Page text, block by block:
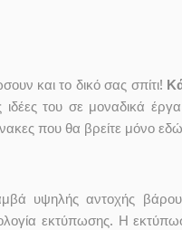
και το δικό σας σπίτι!
ιδέες του σε μοναδικά
που θα βρείτε μόνο
υψηλής αντοχής
εκτύπωσης. Η